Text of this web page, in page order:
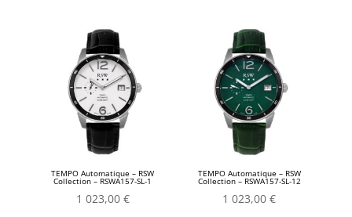
TEMPO Automatique – RSW
Collection – RSWA157-SL-1
1 023,00 €
TEMPO Automatique – RSW
Collection – RSWA157-SL-12
1 023,00€